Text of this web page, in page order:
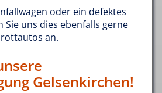
oder ein defektes
Sie uns dies ebenfalls gerne
an.
Gelsenkirchen!